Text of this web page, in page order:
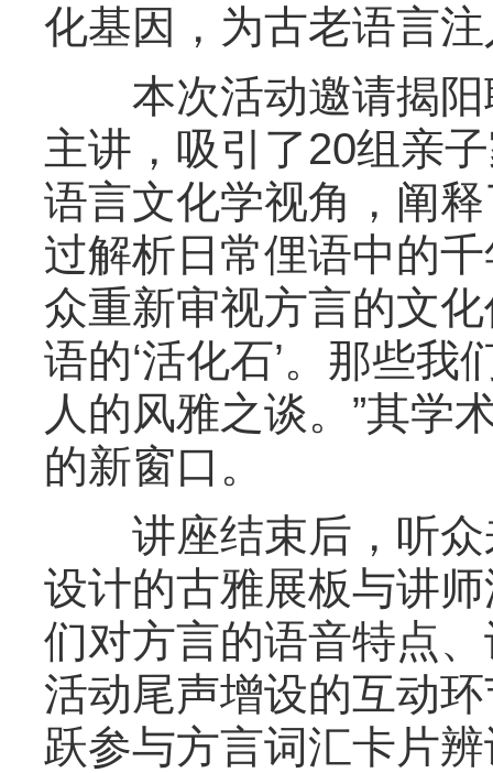
化基因，为古老语言
本次活动邀请揭阳
主讲，吸引了20组亲
语言文化学视角，阐
过解析日常俚语中的
众重新审视方言的文化
语的‘活化石’。那些
人的风雅之谈。”其学
的新窗口。
讲座结束后，听众
设计的古雅展板与讲
们对方言的语音特点
活动尾声增设的互动
跃参与方言词汇卡片